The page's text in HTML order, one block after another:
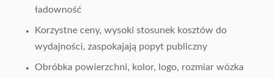
ładowność
Korzystne ceny, wysoki stosunek kosztów do
wydajności, zaspokajają popyt publiczny
Obróbka powierzchni, kolor, logo, rozmiar wózka